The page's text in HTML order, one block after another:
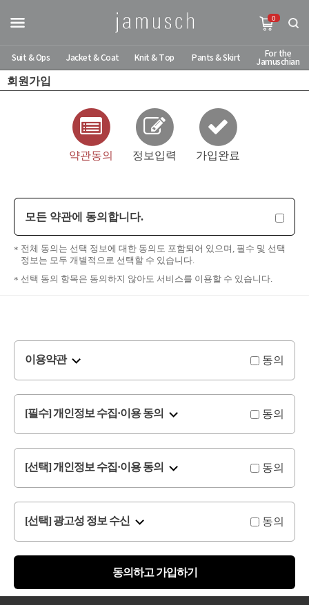
0
Suit & Ops Jacket & Coat Knit & Top Pants & Skirt
For the
Jamuschian
회원가입
약관동의 정보입력 가입완료
모든 약관에 동의합니다.
전체 동의는 선택 정보에 대한 동의도 포함되어 있으며, 필수 및 선택
정보는 모두 개별적으로 선택할 수 있습니다.
선택 동의 항목은 동의하지 않아도 서비스를 이용할 수 있습니다.
이용약관 동의
[필수] 개인정보 수집·이용 동의 동의
[선택] 개인정보 수집·이용 동의 동의
[선택] 광고성 정보 수신 동의
동의하고 가입하기